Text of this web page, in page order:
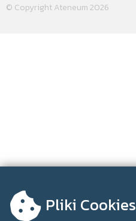
© Copyright Ateneum 2026
Pliki Cookies